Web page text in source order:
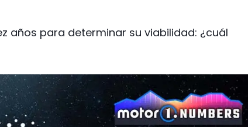
años para determinar su viabilidad: ¿cuál